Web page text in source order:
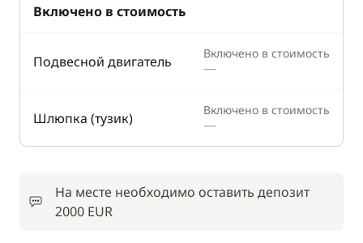
Включено в стоимость
Подвесной двигатель Включено в стоимость
—
Шлюпка (тузик) Включено в стоимость
—
На месте необходимо оставить депозит
2000 EUR